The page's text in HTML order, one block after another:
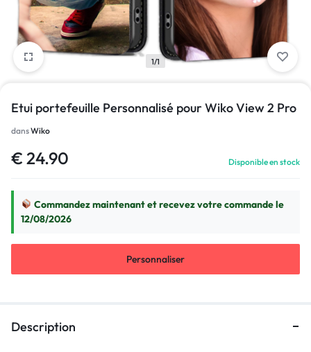
1/1
Etui portefeuille Personnalisé pour Wiko View 2 Pro
dansWiko
€ 24.90 Disponible en stock
Commandez maintenant et recevez votre commande le
12/08/2026
Personnaliser
Description